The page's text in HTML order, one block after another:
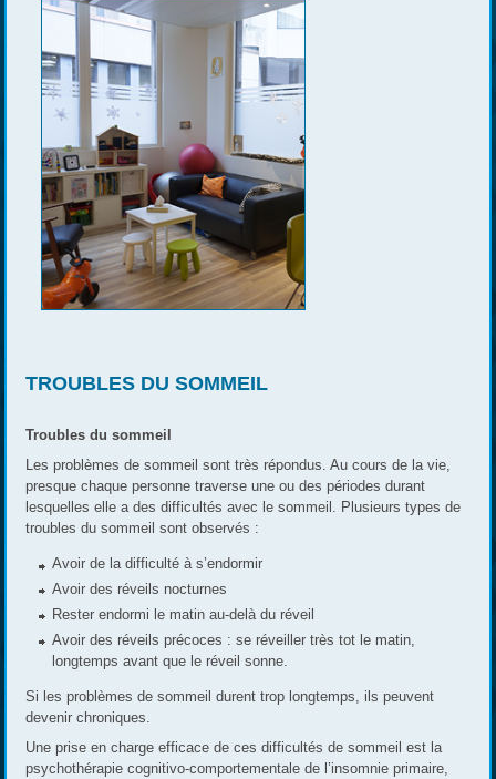
TROUBLES DU SOMMEIL
Troubles du sommeil
Les problèmes de sommeil sont très répondus. Au cours de la vie,
presque chaque personne traverse une ou des périodes durant
lesquelles elle a des difficultés avec le sommeil. Plusieurs types de
troubles du sommeil sont observés :
Avoir de la difficulté à s’endormir
Avoir des réveils nocturnes
Rester endormi le matin au-delà du réveil
Avoir des réveils précoces : se réveiller très tot le matin,
longtemps avant que le réveil sonne.
Si les problèmes de sommeil durent trop longtemps, ils peuvent
devenir chroniques.
Une prise en charge efficace de ces difficultés de sommeil est la
psychothérapie cognitivo-comportementale de l’insomnie primaire,